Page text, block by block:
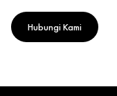
Hubungi Kami